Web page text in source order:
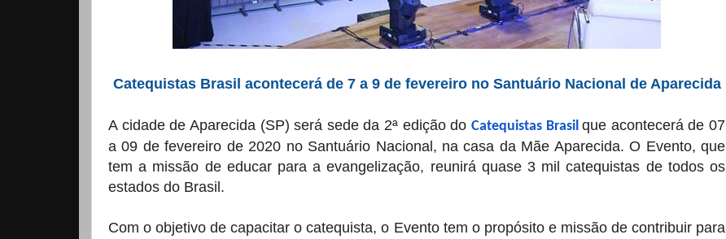
Catequistas Brasil acontecerá de 7 a 9 de fevereiro no Santuário Nacional de Aparecida
A cidade de Aparecida (SP) será sede da 2ª edição do Catequistas Brasil que acontecerá de 07
a 09 de fevereiro de 2020 no Santuário Nacional, na casa da Mãe Aparecida. O Evento, que
tem a missão de educar para a evangelização, reunirá quase 3 mil catequistas de todos os
estados do Brasil.
Com o objetivo de capacitar o catequista, o Evento tem o propósito e missão de contribuir para